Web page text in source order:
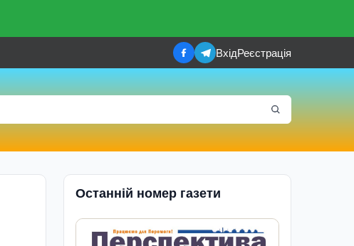
ВхідРеєстрація
Останній номер газети